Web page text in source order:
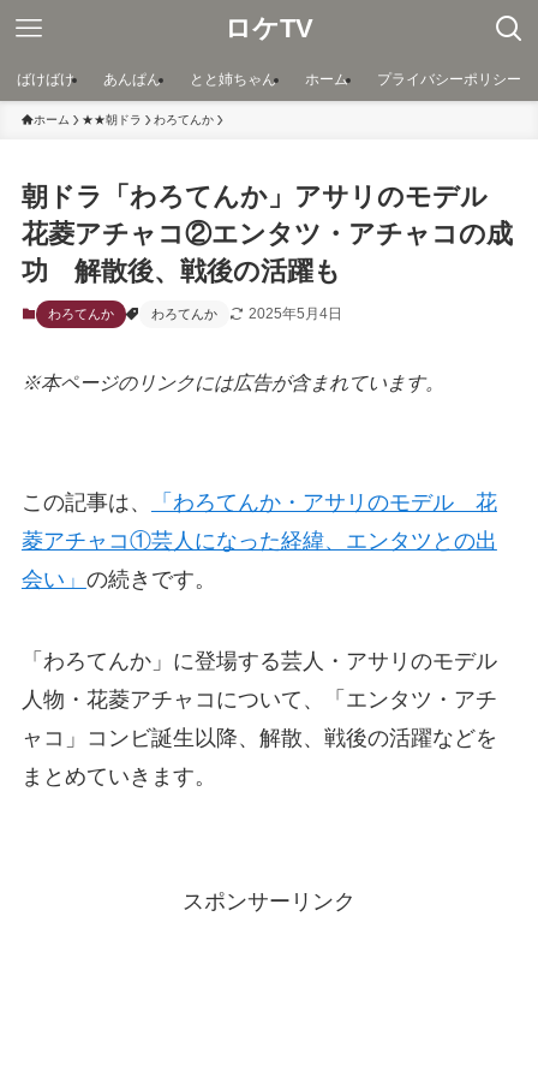
ロケTV
ばけばけ あんぱん とと姉ちゃん ホーム プライバシーポリシー
ホーム ★★朝ドラ わろてんか
朝ドラ「わろてんか」アサリのモデル
花菱アチャコ②エンタツ・アチャコの成
功 解散後、戦後の活躍も
わろてんか わろてんか 2025年5月4日
※本ページのリンクには広告が含まれています。
この記事は、
「わろてんか・アサリのモデル 花
菱アチャコ①芸人になった経緯、エンタツとの出
会い」 の続きです。
「わろてんか」に登場する芸人・アサリのモデル
人物・花菱アチャコについて、「エンタツ・アチ
ャコ」コンビ誕生以降、解散、戦後の活躍などを
まとめていきます。
スポンサーリンク